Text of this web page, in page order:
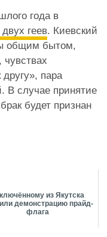
года в
геев. Киевский
общим бытом,
пара
В случае принятие
будет признан
из Якутска
демонстрацию прайд-
флага